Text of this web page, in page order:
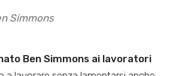
Simmons
Ben Simmons ai lavoratori